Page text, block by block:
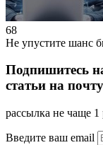
68
Не упустите шанс
Подпишитесь
статьи на
рассылка не чаще 1
Введите ваш email